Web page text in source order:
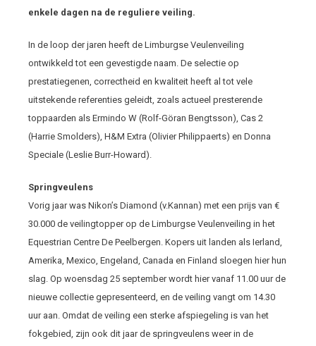
enkele dagen na de reguliere veiling.
In de loop der jaren heeft de Limburgse Veulenveiling
ontwikkeld tot een gevestigde naam. De selectie op
prestatiegenen, correctheid en kwaliteit heeft al tot vele
uitstekende referenties geleidt, zoals actueel presterende
toppaarden als Ermindo W (Rolf-Göran Bengtsson), Cas 2
(Harrie Smolders), H&M Extra (Olivier Philippaerts) en Donna
Speciale (Leslie Burr-Howard).
Springveulens
Vorig jaar was Nikon’s Diamond (v.Kannan) met een prijs van €
30.000 de veilingtopper op de Limburgse Veulenveiling in het
Equestrian Centre De Peelbergen. Kopers uit landen als Ierland,
Amerika, Mexico, Engeland, Canada en Finland sloegen hier hun
slag. Op woensdag 25 september wordt hier vanaf 11.00 uur de
nieuwe collectie gepresenteerd, en de veiling vangt om 14.30
uur aan. Omdat de veiling een sterke afspiegeling is van het
fokgebied, zijn ook dit jaar de springveulens weer in de